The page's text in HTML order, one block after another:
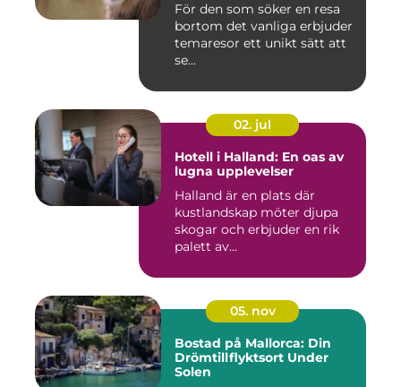
För den som söker en resa
bortom det vanliga erbjuder
temaresor ett unikt sätt att
se...
02. jul
Hotell i Halland: En oas av
lugna upplevelser
Halland är en plats där
kustlandskap möter djupa
skogar och erbjuder en rik
palett av...
05. nov
Bostad på Mallorca: Din
Drömtillflyktsort Under
Solen